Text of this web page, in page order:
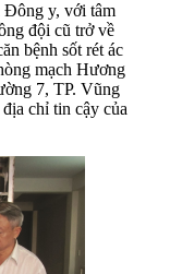
Đông y, với tâm
đội cũ trở về
bệnh sốt rét ác
mạch Hương
7, TP. Vũng
chỉ tin cậy của